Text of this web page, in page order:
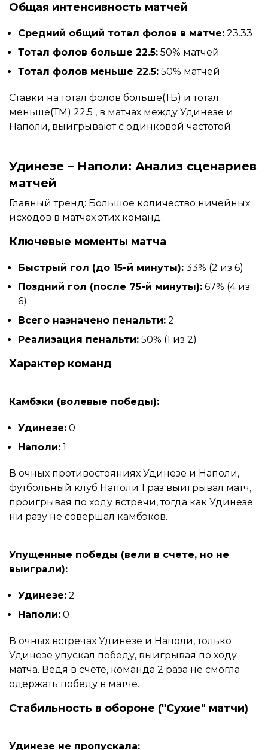
Общая интенсивность матчей
Средний общий тотал фолов в матче: 23.33
Тотал фолов больше 22.5: 50% матчей
Тотал фолов меньше 22.5: 50% матчей
Ставки на тотал фолов больше(ТБ) и тотал
меньше(ТМ) 22.5 , в матчах между Удинезе и
Наполи, выигрывают с одинковой частотой.
Удинезе – Наполи: Анализ сценариев
матчей
Главный тренд: Большое количество ничейных
исходов в матчах этих команд.
Ключевые моменты матча
Быстрый гол (до 15-й минуты): 33% (2 из 6)
Поздний гол (после 75-й минуты): 67% (4 из
6)
Всего назначено пенальти: 2
Реализация пенальти: 50% (1 из 2)
Характер команд
Камбэки (волевые победы):
Удинезе: 0
Наполи: 1
В очных противостояниях Удинезе и Наполи,
футбольный клуб Наполи 1 раз выигрывал матч,
проигрывая по ходу встречи, тогда как Удинезе
ни разу не совершал камбэков.
Упущенные победы (вели в счете, но не
выиграли):
Удинезе: 2
Наполи: 0
В очных встречах Удинезе и Наполи, только
Удинезе упускал победу, выигрывая по ходу
матча. Ведя в счете, команда 2 раза не смогла
одержать победу в матче.
Стабильность в обороне ("Сухие" матчи)
Удинезе не пропускала: